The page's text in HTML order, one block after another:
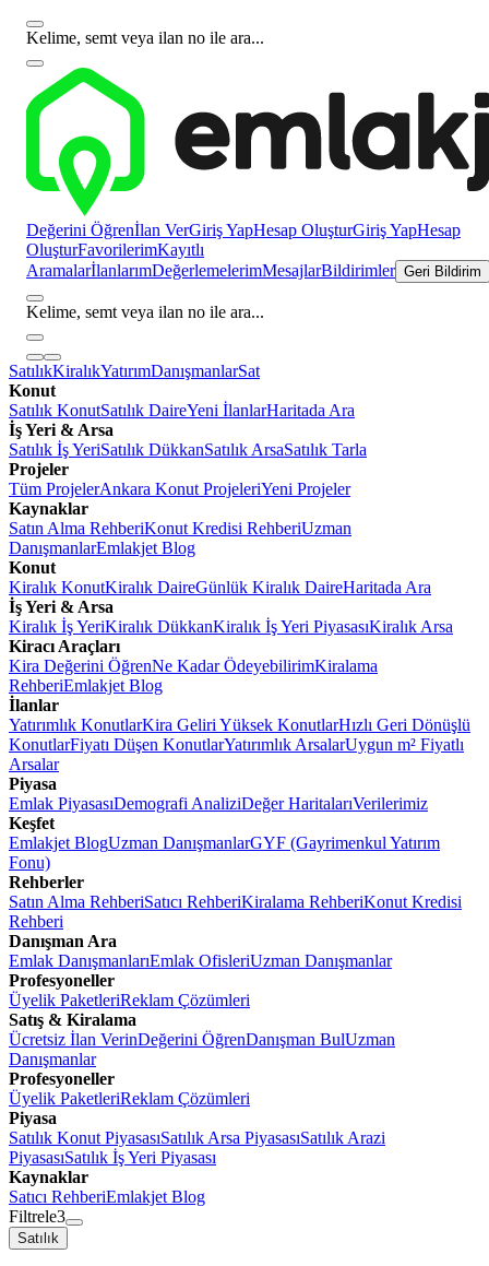
Kelime, semt veya ilan no ile ara...
Değerini Öğrenİlan VerGiriş YapHesap OluşturGiriş YapHesap
OluşturFavorilerimKayıtlı
AramalarİlanlarımDeğerlemelerimMesajlarBildirimler Geri Bildirim
Kelime, semt veya ilan no ile ara...
SatılıkKiralıkYatırımDanışmanlarSat
Konut
Satılık KonutSatılık DaireYeni İlanlarHaritada Ara
İş Yeri & Arsa
Satılık İş YeriSatılık DükkanSatılık ArsaSatılık Tarla
Projeler
Tüm ProjelerAnkara Konut ProjeleriYeni Projeler
Kaynaklar
Satın Alma RehberiKonut Kredisi RehberiUzman
DanışmanlarEmlakjet Blog
Konut
Kiralık KonutKiralık DaireGünlük Kiralık DaireHaritada Ara
İş Yeri & Arsa
Kiralık İş YeriKiralık DükkanKiralık İş Yeri PiyasasıKiralık Arsa
Kiracı Araçları
Kira Değerini ÖğrenNe Kadar ÖdeyebilirimKiralama
RehberiEmlakjet Blog
İlanlar
Yatırımlık KonutlarKira Geliri Yüksek KonutlarHızlı Geri Dönüşlü
KonutlarFiyatı Düşen KonutlarYatırımlık ArsalarUygun m² Fiyatlı
Arsalar
Piyasa
Emlak PiyasasıDemografi AnaliziDeğer HaritalarıVerilerimiz
Keşfet
Emlakjet BlogUzman DanışmanlarGYF (Gayrimenkul Yatırım
Fonu)
Rehberler
Satın Alma RehberiSatıcı RehberiKiralama RehberiKonut Kredisi
Rehberi
Danışman Ara
Emlak DanışmanlarıEmlak OfisleriUzman Danışmanlar
Profesyoneller
Üyelik PaketleriReklam Çözümleri
Satış & Kiralama
Ücretsiz İlan VerinDeğerini ÖğrenDanışman BulUzman
Danışmanlar
Profesyoneller
Üyelik PaketleriReklam Çözümleri
Piyasa
Satılık Konut PiyasasıSatılık Arsa PiyasasıSatılık Arazi
PiyasasıSatılık İş Yeri Piyasası
Kaynaklar
Satıcı RehberiEmlakjet Blog
Filtrele3
Satılık